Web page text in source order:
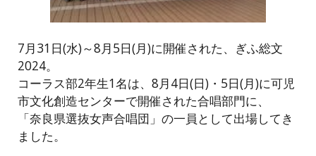
7月31日(水)～8月5日(月)に開催された、ぎふ総文
2024。
コーラス部2年生1名は、8月4日(日)・5日(月)に可児
市文化創造センターで開催された合唱部門に、
「奈良県選抜女声合唱団」の一員として出場してき
ました。